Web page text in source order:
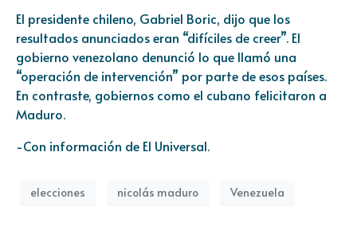
El presidente chileno, Gabriel Boric, dijo que los
resultados anunciados eran “difíciles de creer”. El
gobierno venezolano denunció lo que llamó una
“operación de intervención” por parte de esos países.
En contraste, gobiernos como el cubano felicitaron a
Maduro.
-Con información de El Universal.
elecciones nicolás maduro Venezuela